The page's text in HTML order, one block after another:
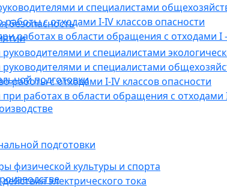
и специалистами
с отходами I-IV классов опасности
работах в области обращения с отходами I
подготовки
физической культуры и спорта
электрического тока
безопасность
и специалистами
и специалистами
работы с отходами I-IV классов опасности
работах в области обращения с отходами
подготовки